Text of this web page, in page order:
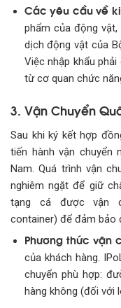
Các yêu cầu về
phẩm của động
dịch động vật của
Việc nhập khẩu
từ cơ quan chức
3. Vận Chuyển
Sau khi ký kết hợp
tiến hành vận
Nam. Quá trình vận
nghiêm ngặt để giữ
tạng cá được vận
container) để đảm bảo
Phương thức vận
của khách hàng.
chuyển phù hợp:
hàng không (đối với